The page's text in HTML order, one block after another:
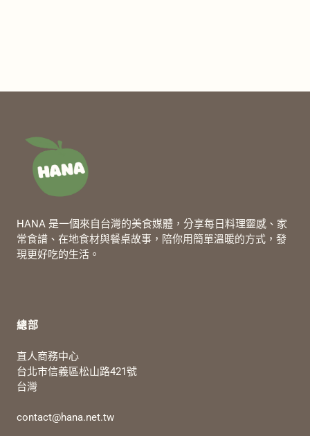
HANA 是一個來自台灣的美食媒體，分享每日料理靈感、家
常食譜、在地食材與餐桌故事，陪你用簡單溫暖的方式，發
現更好吃的生活。
總部
直人商務中心
台北市信義區松山路421號
台灣
contact@hana.net.tw